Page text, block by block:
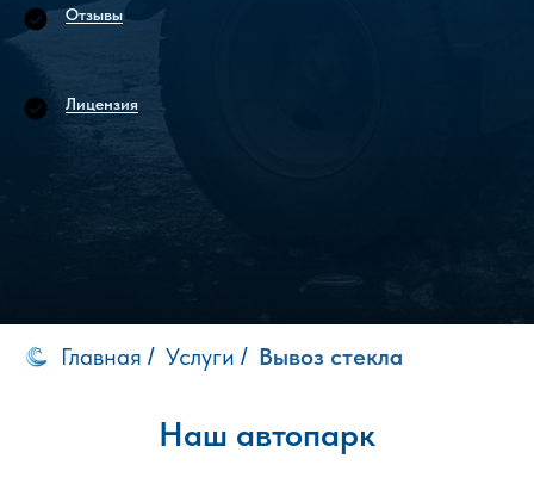
Отзывы
Лицензия
Главная / Услуги / Вывоз стекла
Наш автопарк